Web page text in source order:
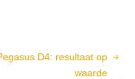
D4: resultaat op
waarde